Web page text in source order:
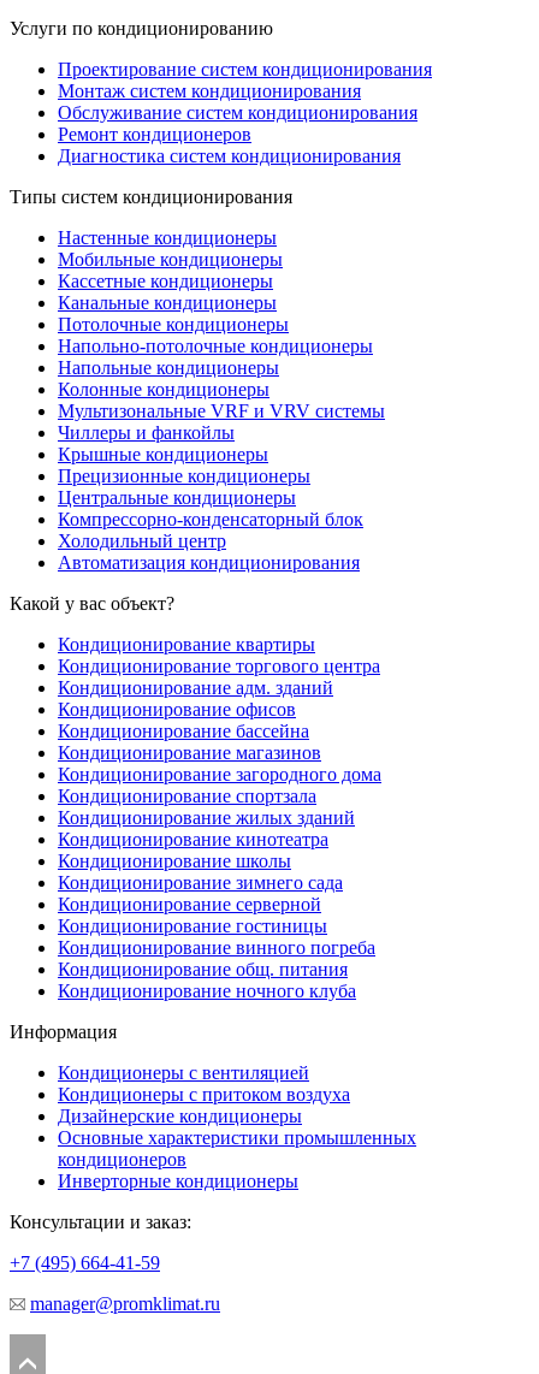
Услуги по кондиционированию
Проектирование систем кондиционирования
Монтаж систем кондиционирования
Обслуживание систем кондиционирования
Ремонт кондиционеров
Диагностика систем кондиционирования
Типы систем кондиционирования
Настенные кондиционеры
Мобильные кондиционеры
Кассетные кондиционеры
Канальные кондиционеры
Потолочные кондиционеры
Напольно-потолочные кондиционеры
Напольные кондиционеры
Колонные кондиционеры
Мультизональные VRF и VRV системы
Чиллеры и фанкойлы
Крышные кондиционеры
Прецизионные кондиционеры
Центральные кондиционеры
Компрессорно-конденсаторный блок
Холодильный центр
Автоматизация кондиционирования
Какой у вас объект?
Кондиционирование квартиры
Кондиционирование торгового центра
Кондиционирование адм. зданий
Кондиционирование офисов
Кондиционирование бассейна
Кондиционирование магазинов
Кондиционирование загородного дома
Кондиционирование спортзала
Кондиционирование жилых зданий
Кондиционирование кинотеатра
Кондиционирование школы
Кондиционирование зимнего сада
Кондиционирование серверной
Кондиционирование гостиницы
Кондиционирование винного погреба
Кондиционирование общ. питания
Кондиционирование ночного клуба
Информация
Кондиционеры с вентиляцией
Кондиционеры с притоком воздуха
Дизайнерские кондиционеры
Основные характеристики промышленных
кондиционеров
Инверторные кондиционеры
Консультации и заказ:
+7 (495) 664-41-59
manager@promklimat.ru